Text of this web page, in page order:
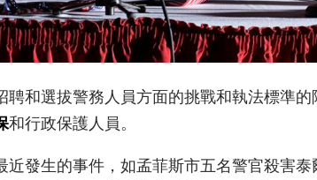
聘和選拔警務人員方面的挑戰和執法標準
和行政保護人員。
近發生的事件，如孟菲斯市五名警官殺害